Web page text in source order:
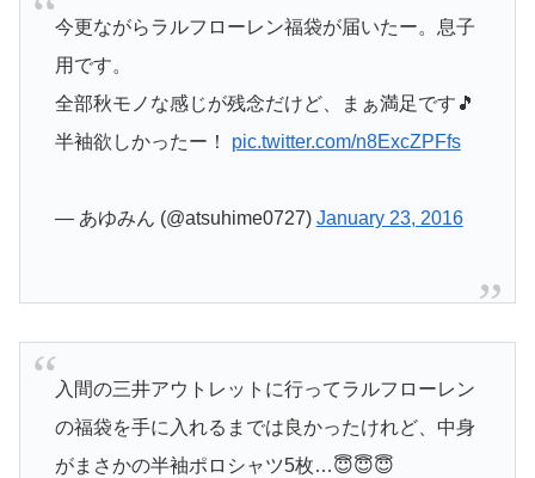
今更ながらラルフローレン福袋が届いたー。息子
用です。
全部秋モノな感じが残念だけど、まぁ満足です🎵
半袖欲しかったー！ pic.twitter.com/n8ExcZPFfs
— あゆみん (@atsuhime0727) January 23, 2016
入間の三井アウトレットに行ってラルフローレン
の福袋を手に入れるまでは良かったけれど、中身
がまさかの半袖ポロシャツ5枚…😇😇😇